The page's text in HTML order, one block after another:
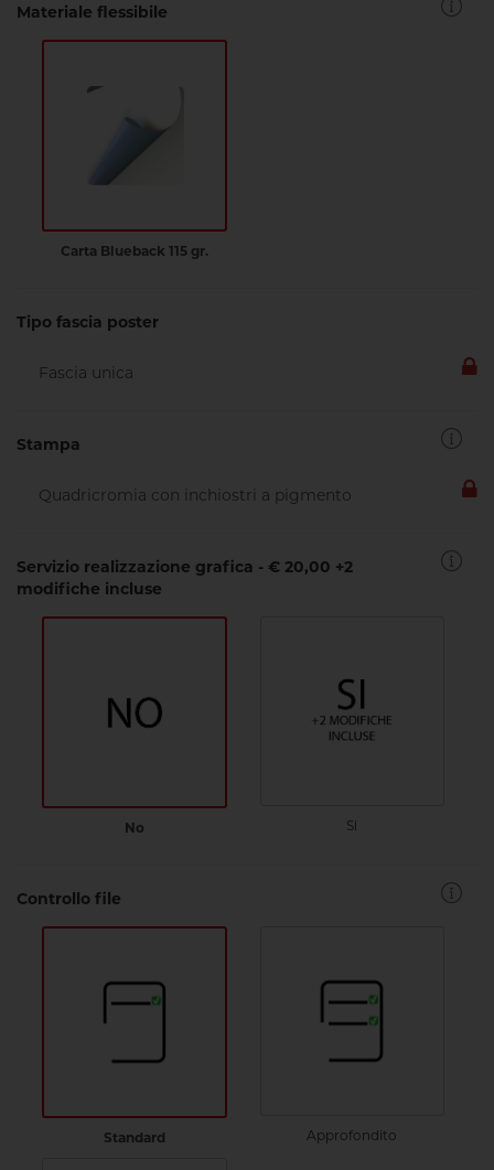
Materiale flessibile
Carta Blueback 115 gr.
Tipo fascia poster
Stampa
Servizio realizzazione grafica - € 20,00 +2
modifiche incluse
No Si
Controllo file
Standard Approfondito